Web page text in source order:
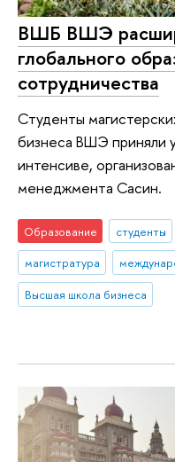
ВШБ ВШЭ
глобального
сотрудничества
Студенты
бизнеса ВШЭ приняли
интенсиве,
менеджмента Сасин.
Образование студенты
магистратура
Высшая школа бизнеса